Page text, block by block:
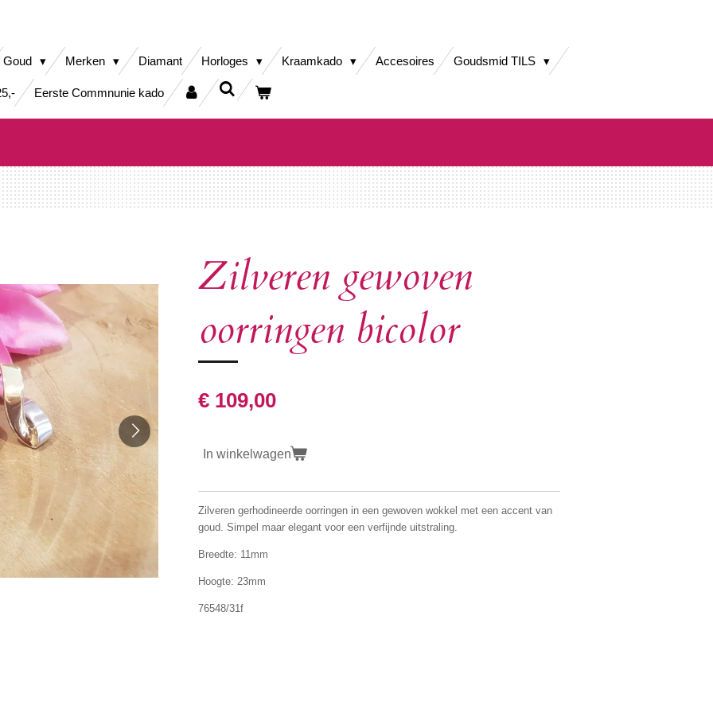
Goud Merken Diamant Horloges Kraamkado Accesoires Goudsmid TILS
Eerste Commnunie kado
Zilveren gewoven
oorringen bicolor
€ 109,00
In winkelwagen
Zilveren gerhodineerde oorringen in een gewoven wokkel met een accent van
goud. Simpel maar elegant voor een verfijnde uitstraling.
Breedte: 11mm
Hoogte: 23mm
76548/31f